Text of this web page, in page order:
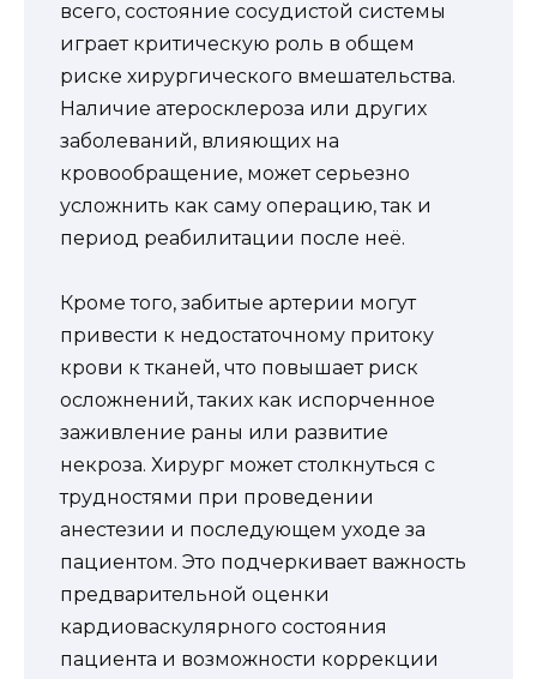
всего, состояние сосудистой системы
играет критическую роль в общем
риске хирургического вмешательства.
Наличие атеросклероза или других
заболеваний, влияющих на
кровообращение, может серьезно
усложнить как саму операцию, так и
период реабилитации после неё.
Кроме того, забитые артерии могут
привести к недостаточному притоку
крови к тканей, что повышает риск
осложнений, таких как испорченное
заживление раны или развитие
некроза. Хирург может столкнуться с
трудностями при проведении
анестезии и последующем уходе за
пациентом. Это подчеркивает важность
предварительной оценки
кардиоваскулярного состояния
пациента и возможности коррекции